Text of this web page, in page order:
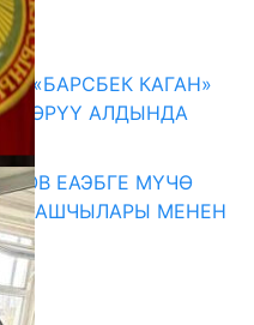
«БАРСБЕК КАГАН»
КӨРҮҮ АЛДЫНДА
ЕАЭБГЕ МҮЧӨ
БАШЧЫЛАРЫ МЕНЕН